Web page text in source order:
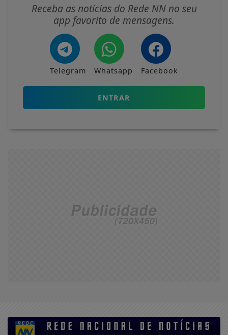
Receba as notícias do Rede NN no seu
app favorito de mensagens.
Telegram Whatsapp Facebook
ENTRAR